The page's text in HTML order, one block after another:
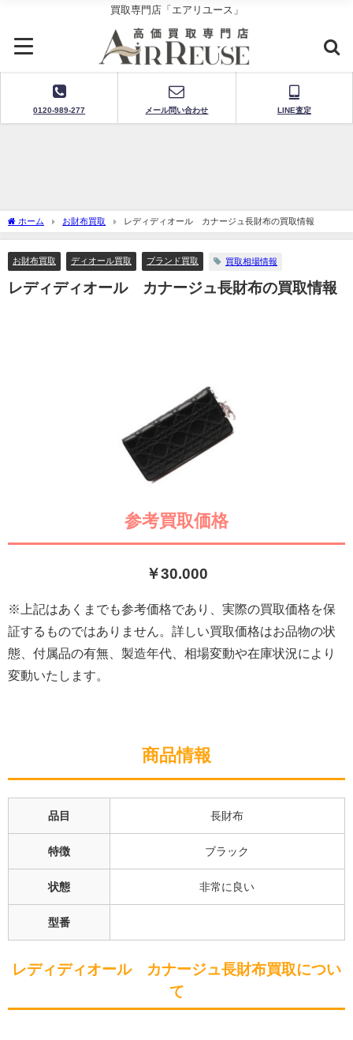
買取専門店「エアリユース」
0120-989-277 メール問い合わせ LINE査定
ホーム お財布買取 レディディオール カナージュ長財布の買取情報
お財布買取 ディオール買取 ブランド買取 買取相場情報
レディディオール カナージュ長財布の買取情報
参考買取価格
￥30.000
※上記はあくまでも参考価格であり、実際の買取価格を保
証するものではありません。詳しい買取価格はお品物の状
態、付属品の有無、製造年代、相場変動や在庫状況により
変動いたします。
商品情報
品目 長財布
特徴 ブラック
状態 非常に良い
型番
レディディオール カナージュ長財布買取につい
て